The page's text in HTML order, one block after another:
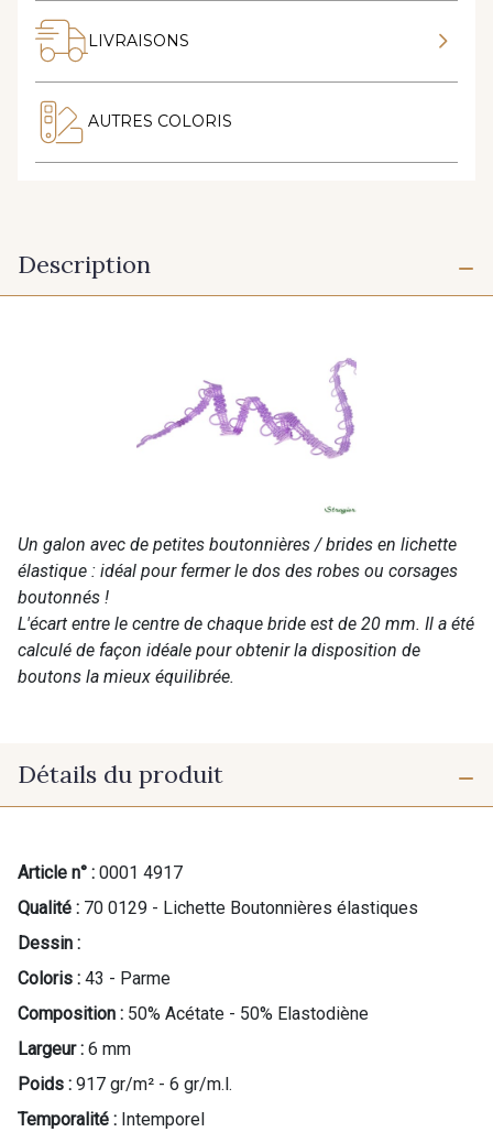
LIVRAISONS
AUTRES COLORIS
Description
Un galon avec de petites boutonnières / brides en lichette
élastique : idéal pour fermer le dos des robes ou corsages
boutonnés !
L'écart entre le centre de chaque bride est de 20 mm. Il a été
calculé de façon idéale pour obtenir la disposition de
boutons la mieux équilibrée.
Détails du produit
Article n° : 0001 4917
Qualité : 70 0129 - Lichette Boutonnières élastiques
Dessin :
Coloris : 43 - Parme
Composition : 50% Acétate - 50% Elastodiène
Largeur : 6 mm
Poids : 917 gr/m² - 6 gr/m.l.
Temporalité : Intemporel